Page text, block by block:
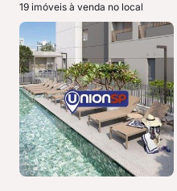
19 imóveis à venda no local